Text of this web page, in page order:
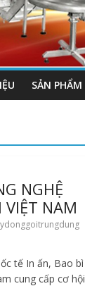
SẢN PHẨM
NGHỆ
VIỆT NAM
tế In ấn, Bao bì
cung cấp cơ hội